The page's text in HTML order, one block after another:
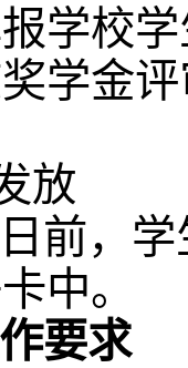
学校
学金
放
前，
中。
要求